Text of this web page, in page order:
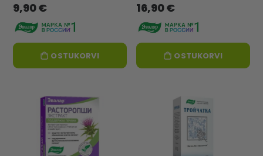
9,90 €
OSTUKORVI
16,90 €
OSTUKORVI